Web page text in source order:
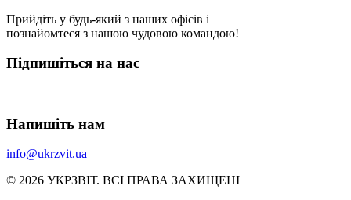
Прийдіть у будь-який з наших офісів і
познайомтеся з нашою чудовою командою!
Підпишіться на нас
Напишіть нам
info@ukrzvit.ua
© 2026 УКРЗВIТ. ВСI ПРАВА ЗАХИЩЕНI